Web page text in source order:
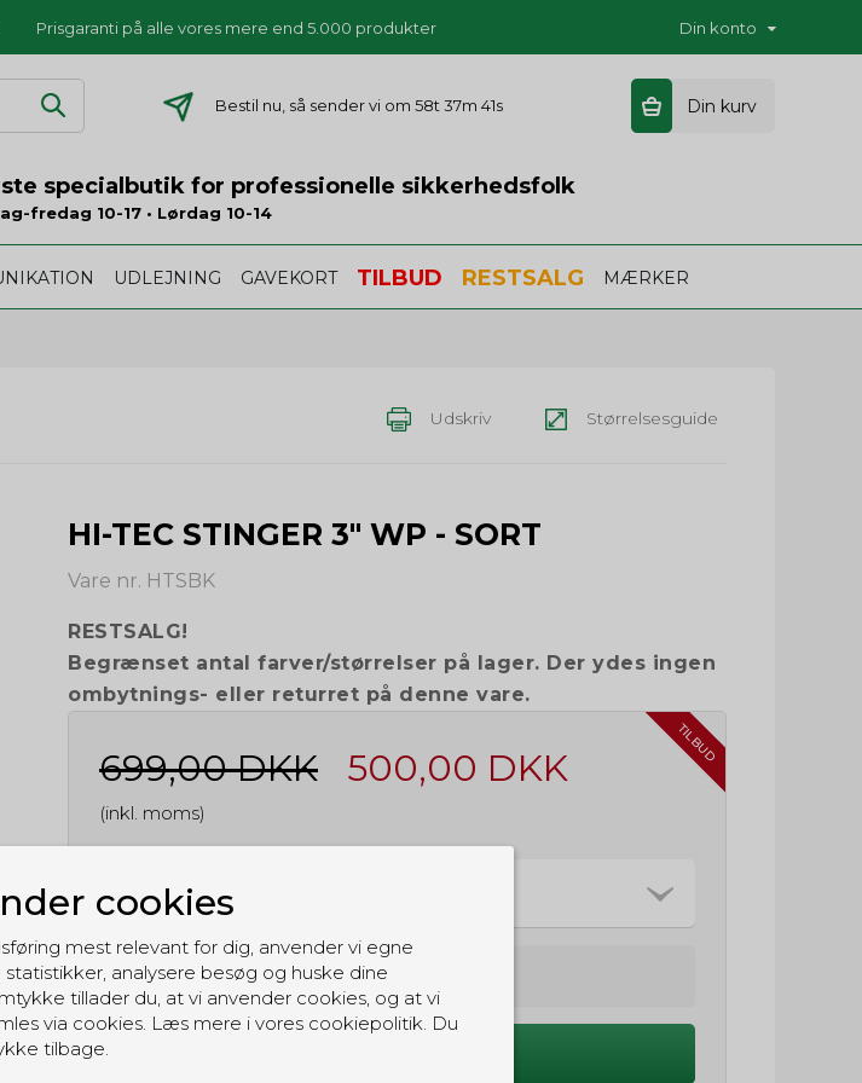
Prisgaranti på alle vores mere end 5.000 produkter Din konto
Bestil nu, så sender vi om 58t 37m 40s Din kurv
specialbutik for professionelle sikkerhedsfolk
fredag 10-17 • Lørdag 10-14
UDLEJNING GAVEKORT TILBUD RESTSALG MÆRKER
Udskriv Størrelsesguide
HI-TEC STINGER 3" WP - SORT
Vare nr. HTSBK
RESTSALG!
Begrænset antal farver/størrelser på lager. Der ydes ingen
ombytnings- eller returret på denne vare.
TILBUD
699,00 DKK 500,00 DKK
(inkl. moms)
Vælg størrelse
Vælg Variant
cookies
mest relevant for dig, anvender vi egne
analysere besøg og huske dine
tillader du, at vi anvender cookies, og at vi
via cookies. Læs mere i vores cookiepolitik. Du
tilbage.